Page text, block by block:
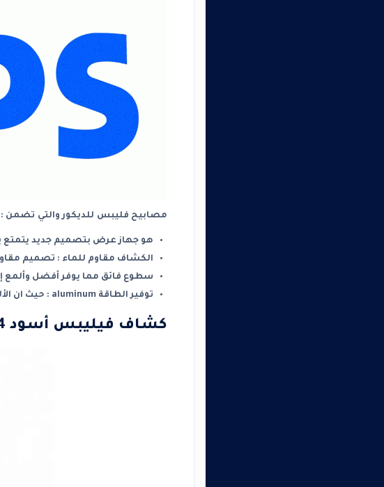
مصابيح فليبس للديكور والتي تضمن :
هو جهاز عرض بتصميم جديد يتمتع
الكشاف مقاوم للماء : تصميم
سطوع فائق مما يوفر أفضل وألمع
توفير الطاقة aluminum : حيث ان الألومنيوم يتميز بانه عالي الجودة ، وتوفير كبير للطاقة
كشاف فيليبس أسود 34 وات 120 سم